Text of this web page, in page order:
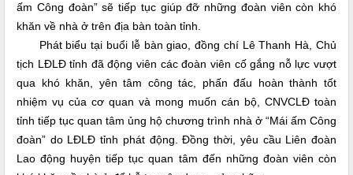
ấm Công đoàn” sẽ tiếp tục giúp đỡ những đoàn viên còn khó
khăn về nhà ở trên địa bàn toàn tỉnh.
Phát biểu tại buổi lễ bàn giao, đồng chí Lê Thanh Hà, Chủ
tịch LĐLĐ tỉnh đã động viên các đoàn viên cố gắng nỗ lực vượt
qua khó khăn, yên tâm công tác, phấn đấu hoàn thành tốt
nhiệm vụ của cơ quan và mong muốn cán bộ, CNVCLĐ toàn
tỉnh tiếp tục quan tâm ủng hộ chương trình nhà ở “Mái ấm Công
đoàn” do LĐLĐ tỉnh phát động. Đồng thời, yêu cầu Liên đoàn
Lao động huyện tiếp tục quan tâm đến những đoàn viên còn